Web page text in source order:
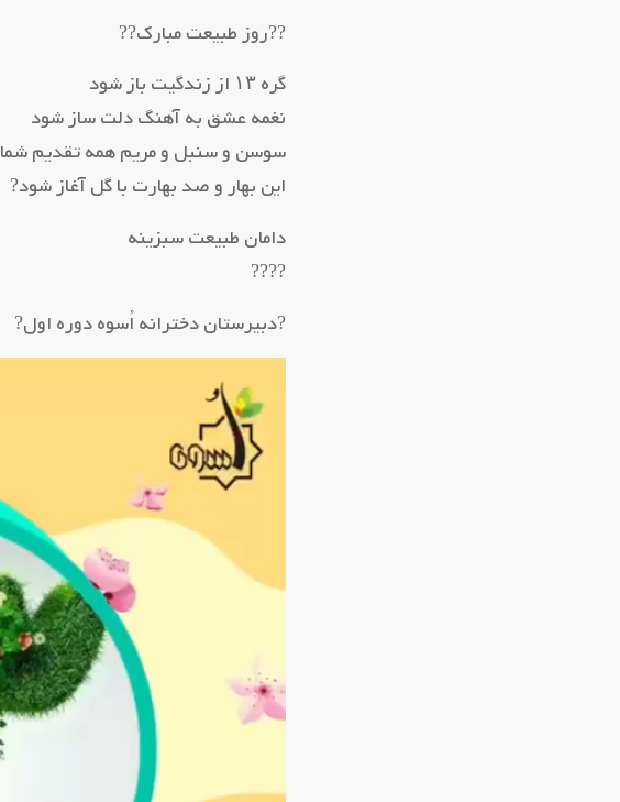
??روز طبیعت مبارک??
گره ۱۳ از زندگیت باز شود
نغمه عشق به آهنگ دلت ساز شود
سوسن و سنبل و مریم همه تقدیم شما
این بهار و صد بهارت با گل آغاز شود?
دامان طبیعت سبزینه
‌‌‌‌‌‌‌‌‌‌‌‌‌‌‌‌‌‌‌‌‌‌‌‌‌‌‌‌‌‌‌‌‌‌‌‌‌‌‌‌‌‌‌‌‌‌‌‌‌‌‌‌‌‌‌‌‌‌‌‌‌‌‌‌‌‌‌‌‌‌‌‌‌‌‌‌‌‌‌‌‌‌‌‌‌‌‌‌‌‌‌‌‌‌‌‌‌‌‌‌‌‌‌‌‌‌‌‌‌‌‌‌‌‌‌‌‌‌‌‌‌‌‌‌‌‌‌‌‌‌‌‌‌‌‌‌‌‌‌‌‌‌‌‌‌‌‌‌‌‌‌‌‌‌‌‌‌‌‌‌‌‌‌‌‌‌‌‌‌‌‌‌‌‌‌‌‌‌‌‌‌‌‌‌‌‌‌‌‌‌‌‌‌‌‌‌‌‌‌‌‌‌‌‌‌‌‌‌‌‌‌‌‌‌‌‌‌‌‌‌‌‌‌‌‌‌‌‌‌‌‌‌‌‌‌‌‌‌‌‌‌‌‌‌‌‌‌‌‌‌‌‌‌‌‌‌‌‌‌‌‌‌‌‌‌‌‌‌‌‌‌‌‌‌‌‌‌‌‌‌‌‌‌‌‌‌‌‌‌‌‌‌‌‌‌‌‌‌‌‌‌‌‌‌‌‌‌‌‌‌‌‌‌‌‌‌‌‌‌‌‌‌‌‌‌‌‌‌‌‌‌‌‌‌‌‌????
?دبیرستان دخترانه اُسوه دوره اول?